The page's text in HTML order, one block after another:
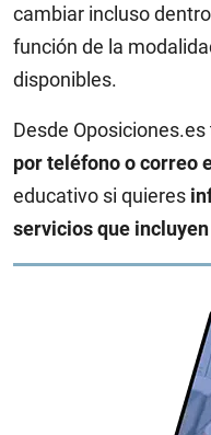
cambiar incluso
función de la
disponibles.
Desde
por teléfono o correo
educativo si quieres
servicios que